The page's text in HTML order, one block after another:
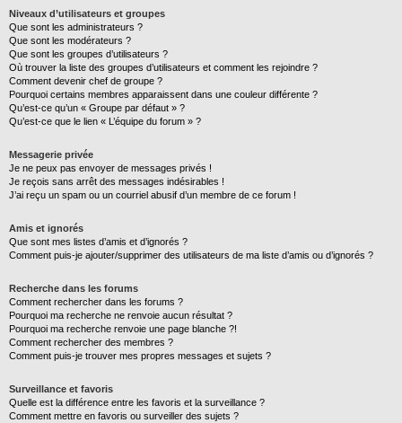
Niveaux d’utilisateurs et groupes
Que sont les administrateurs ?
Que sont les modérateurs ?
Que sont les groupes d’utilisateurs ?
Où trouver la liste des groupes d’utilisateurs et comment les rejoindre ?
Comment devenir chef de groupe ?
Pourquoi certains membres apparaissent dans une couleur différente ?
Qu’est-ce qu’un « Groupe par défaut » ?
Qu’est-ce que le lien « L’équipe du forum » ?
Messagerie privée
Je ne peux pas envoyer de messages privés !
Je reçois sans arrêt des messages indésirables !
J’ai reçu un spam ou un courriel abusif d’un membre de ce forum !
Amis et ignorés
Que sont mes listes d’amis et d’ignorés ?
Comment puis-je ajouter/supprimer des utilisateurs de ma liste d’amis ou d’ignorés ?
Recherche dans les forums
Comment rechercher dans les forums ?
Pourquoi ma recherche ne renvoie aucun résultat ?
Pourquoi ma recherche renvoie une page blanche ?!
Comment rechercher des membres ?
Comment puis-je trouver mes propres messages et sujets ?
Surveillance et favoris
Quelle est la différence entre les favoris et la surveillance ?
Comment mettre en favoris ou surveiller des sujets ?